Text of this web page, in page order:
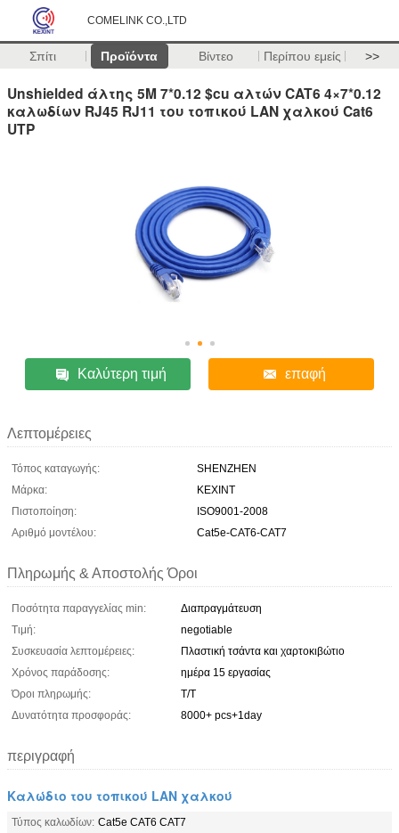
COMELINK CO.,LTD
Σπίτι Προϊόντα Βίντεο Περίπου εμείς >>
Unshielded άλτης 5M 7*0.12 $cu αλτών CAT6 4×7*0.12
καλωδίων RJ45 RJ11 του τοπικού LAN χαλκού Cat6
UTP
Καλύτερη τιμή επαφή
Λεπτομέρειες
Τόπος καταγωγής:
SHENZHEN
Μάρκα:
KEXINT
Πιστοποίηση:
ISO9001-2008
Αριθμό μοντέλου:
Cat5e-CAT6-CAT7
Πληρωμής & Αποστολής Όροι
Ποσότητα παραγγελίας min:
Διαπραγμάτευση
Τιμή:
negotiable
Συσκευασία λεπτομέρειες:
Πλαστική τσάντα και χαρτοκιβώτιο
Χρόνος παράδοσης:
ημέρα 15 εργασίας
Όροι πληρωμής:
T/T
Δυνατότητα προσφοράς:
8000+ pcs+1day
περιγραφή
Καλώδιο του τοπικού LAN χαλκού
Τύπος καλωδίων: Cat5e CAT6 CAT7